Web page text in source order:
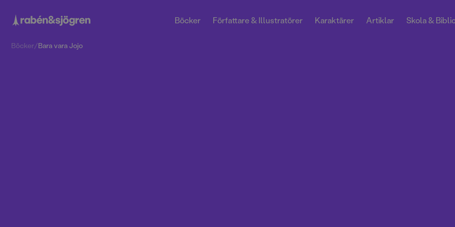
Böcker Författare & Illustratörer Karaktärer Artiklar Skola &
Böcker/Bara vara Jojo